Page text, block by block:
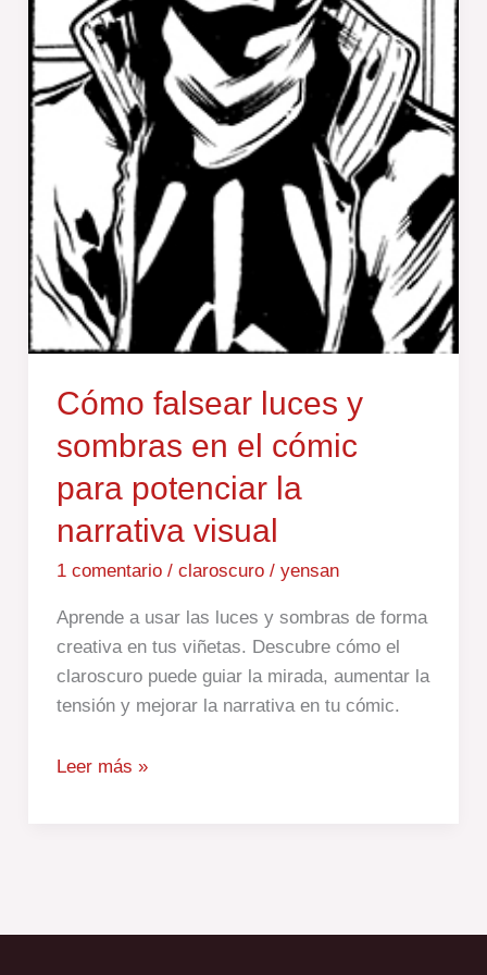
Cómo falsear luces y
sombras en el cómic
para potenciar la
narrativa visual
1 comentario / claroscuro/ yensan
Aprende a usar las luces y sombras de forma
creativa en tus viñetas. Descubre cómo el
claroscuro puede guiar la mirada, aumentar la
tensión y mejorar la narrativa en tu cómic.
Leer más »